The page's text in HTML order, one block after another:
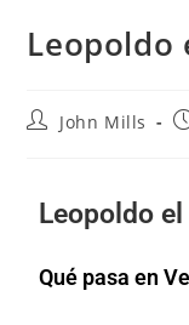
Leopoldo
John Mills
Leopoldo
Qué pasa en